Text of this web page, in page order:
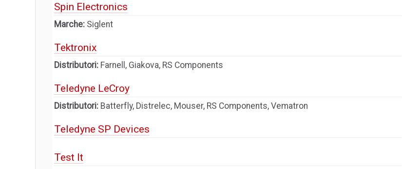
Spin Electronics
Marche: Siglent
Tektronix
Distributori: Farnell, Giakova, RS Components
Teledyne LeCroy
Distributori: Batterfly, Distrelec, Mouser, RS Components, Vematron
Teledyne SP Devices
Test It